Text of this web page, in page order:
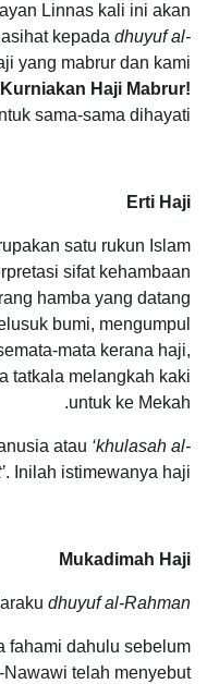
Linnas kali ini akan
kepada dhuyuf al-
yang mabrur dan kami
Haji Mabrur!
sama-sama dihayati.
Erti Haji
satu rukun Islam
sifat kehambaan
hamba yang datang
bumi, mengumpul
mata kerana haji,
tatkala melangkah kaki
untuk ke Mekah.
atau ‘khulasah al-
. Inilah istimewanya haji.
Mukadimah Haji
dhuyuf al-Rahman
fahami dahulu sebelum
Nawawi telah menyebut